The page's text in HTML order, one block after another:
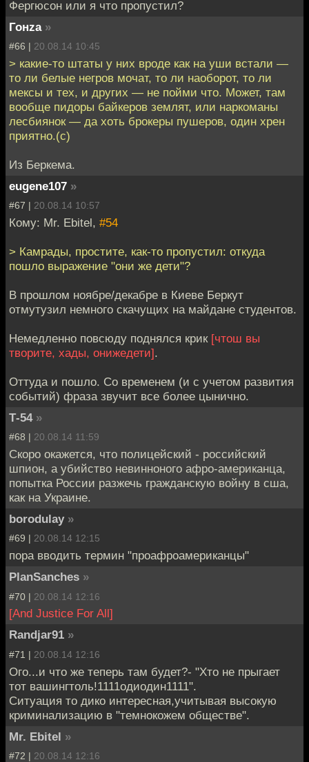
Фергюсон или я что пропустил?
Гонzа »
#66 | 20.08.14 10:45
> какие-то штаты у них вроде как на уши встали —
то ли белые негров мочат, то ли наоборот, то ли
мексы и тех, и других — не пойми что. Может, там
вообще пидоры байкеров землят, или наркоманы
лесбиянок — да хоть брокеры пушеров, один хрен
приятно.(с)
Из Беркема.
eugene107 »
#67 | 20.08.14 10:57
Кому: Mr. Ebitel, #54
> Камрады, простите, как-то пропустил: откуда
пошло выражение "они же дети"?
В прошлом ноябре/декабре в Киеве Беркут
отмутузил немного скачущих на майдане студентов.
Немедленно повсюду поднялся крик [чтош вы
творите, хады, онижедети].
Оттуда и пошло. Со временем (и с учетом развития
событий) фраза звучит все более цынично.
Т-54 »
#68 | 20.08.14 11:59
Скоро окажется, что полицейский - российский
шпион, а убийство невинноного афро-американца,
попытка России разжечь гражданскую войну в сша,
как на Украине.
borodulay »
#69 | 20.08.14 12:15
пора вводить термин "проафроамериканцы"
PlanSanches »
#70 | 20.08.14 12:16
[And Justice For All]
Randjar91 »
#71 | 20.08.14 12:16
Ого...и что же теперь там будет?- "Хто не прыгает
тот вашингтоль!1111одиодин1111".
Ситуация то дико интересная,учитывая высокую
криминализацию в "темнокожем обществе".
Mr. Ebitel »
#72 | 20.08.14 12:16